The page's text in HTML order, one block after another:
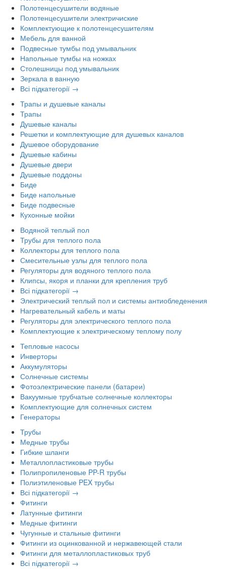
Полотенцесушители водяные
Полотенцесушители электричиские
Комплектующие к полотенцесушителям
Мебель для ванной
Подвесные тумбы под умывальник
Напольные тумбы на ножках
Столешницы под умывальник
Зеркала в ванную
Всі підкатегорії →
Трапы и душевые каналы
Трапы
Душевые каналы
Решетки и комплектующие для душевых каналов
Душевое оборудование
Душевые кабины
Душевые двери
Душевые поддоны
Биде
Биде напольные
Биде подвесные
Кухонные мойки
Водяной теплый пол
Трубы для теплого пола
Коллекторы для теплого пола
Смесительные узлы для теплого пола
Регуляторы для водяного теплого пола
Клипсы, якоря и планки для крепления труб
Всі підкатегорії →
Электрический теплый пол и системы антиобледенения
Нагревательный кабель и маты
Регуляторы для электрического теплого пола
Комплектующие к электрическому теплому полу
Тепловые насосы
Инверторы
Аккумуляторы
Солнечные системы
Фотоэлектрические панели (батареи)
Вакуумные трубчатые солнечные коллекторы
Комплектующие для солнечных систем
Генераторы
Трубы
Медные трубы
Гибкие шланги
Металлопластиковые трубы
Полипропиленовые PP-R трубы
Полиэтиленовые PEX трубы
Всі підкатегорії →
Фитинги
Латунные фитинги
Медные фитинги
Чугунные и стальные фитинги
Фитинги из оцинкованной и нержавеющей стали
Фитинги для металлопластиковых труб
Всі підкатегорії →